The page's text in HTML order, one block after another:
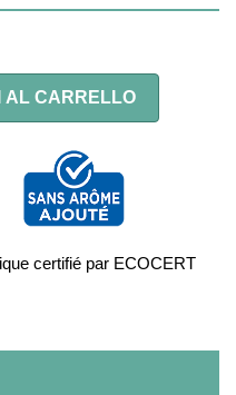
AL CARRELLO
certifié par ECOCERT